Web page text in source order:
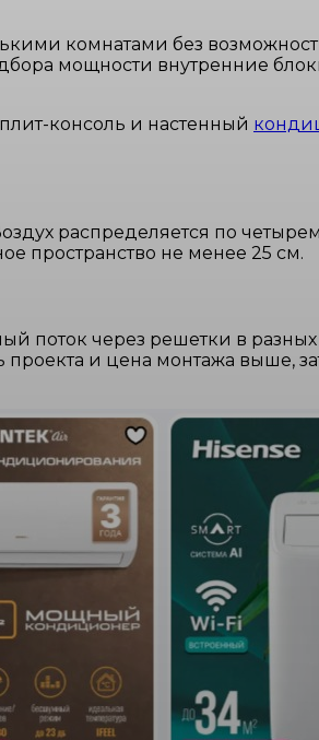
комнатами без
мощности внутренние
консоль и настенный
распределяется по
пространство не менее 25 см.
поток через решетки в
и цена монтажа выше,